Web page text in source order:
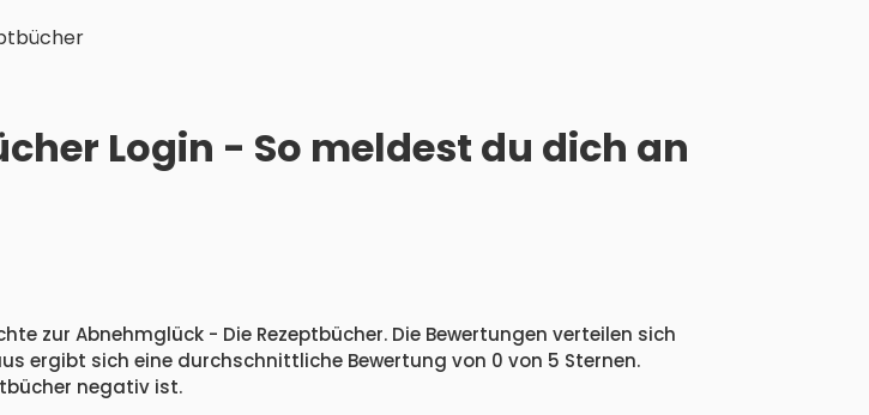
Login - So meldest du dich an
zur Abnehmglück - Die Rezeptbücher. Die Bewertungen verteilen sich
ergibt sich eine durchschnittliche Bewertung von 0 von 5 Sternen.
negativ ist.